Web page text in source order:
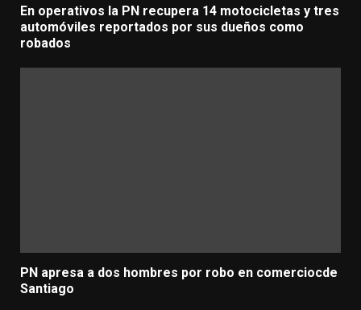
En operativos la PN recupera 14 motocicletas y tres
automóviles reportados por sus dueños como
robados
PN apresa a dos hombres por robo en comerciocde
Santiago